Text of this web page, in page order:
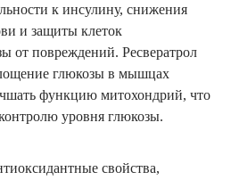
к инсулину, снижения
и защиты клеток
от повреждений. Ресвератрол
глюкозы в мышцах
функцию митохондрий, что
уровня глюкозы.
свойства,